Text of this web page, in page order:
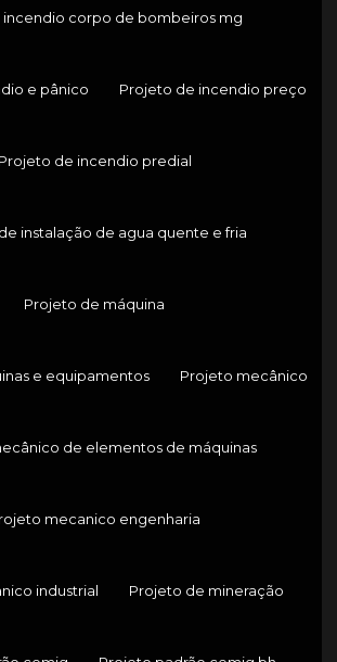
incendio corpo de bombeiros mg
e pânico Projeto de incendio preço
Projeto de incendio predial
instalação de agua quente e fria
Projeto de máquina
e equipamentos Projeto mecânico
de elementos de máquinas
mecanico engenharia
industrial Projeto de mineração